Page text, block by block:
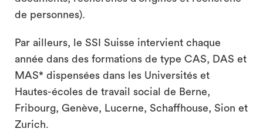
de personnes).
Par ailleurs, le SSI Suisse intervient chaque
année dans des formations de type CAS, DAS et
MAS* dispensées dans les Universités et
Hautes-écoles de travail social de Berne,
Fribourg, Genève, Lucerne, Schaffhouse, Sion et
Zurich.